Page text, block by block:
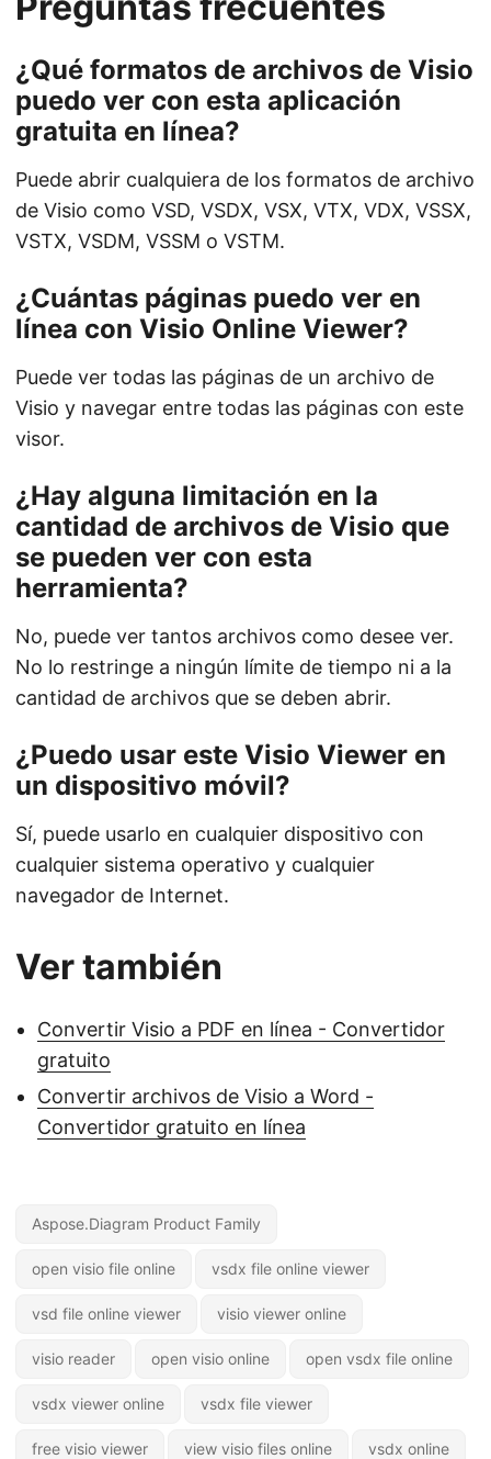
¿Qué formatos de archivos de Visio
puedo ver con esta aplicación
gratuita en línea?
Puede abrir cualquiera de los formatos de archivo
de Visio como VSD, VSDX, VSX, VTX, VDX, VSSX,
VSTX, VSDM, VSSM o VSTM.
¿Cuántas páginas puedo ver en
línea con Visio Online Viewer?
Puede ver todas las páginas de un archivo de
Visio y navegar entre todas las páginas con este
visor.
¿Hay alguna limitación en la
cantidad de archivos de Visio que
se pueden ver con esta
herramienta?
No, puede ver tantos archivos como desee ver.
No lo restringe a ningún límite de tiempo ni a la
cantidad de archivos que se deben abrir.
¿Puedo usar este Visio Viewer en
un dispositivo móvil?
Sí, puede usarlo en cualquier dispositivo con
cualquier sistema operativo y cualquier
navegador de Internet.
Ver también
Convertir Visio a PDF en línea - Convertidor
gratuito
Convertir archivos de Visio a Word -
Convertidor gratuito en línea
Aspose.Diagram Product Family
open visio file online vsdx file online viewer
vsd file online viewer visio viewer online
visio reader open visio online open vsdx file online
vsdx viewer online vsdx file viewer
free visio viewer view visio files online vsdx online